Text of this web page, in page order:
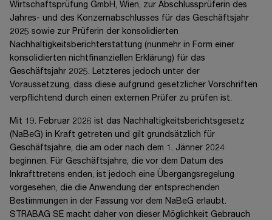
Wirtschaftsprüfung GmbH, Wien, zur Abschlussprüferin des
Jahres- und des Konzernabschlusses für das Geschäftsjahr
2025 sowie zur Prüferin der konsolidierten
Nachhaltigkeitsberichterstattung (nunmehr in Form einer
konsolidierten nichtfinanziellen Erklärung) für das
Geschäftsjahr 2025. Letzteres jedoch unter der
Voraussetzung, dass diese aufgrund gesetzlicher Vorschriften
verpflichtend durch einen externen Prüfer zu prüfen ist.
Mit 19. Februar 2026 ist das Nachhaltigkeitsberichtsgesetz
(NaBeG) in Kraft getreten und gilt grundsätzlich für
Geschäftsjahre, die am oder nach dem 1. Jänner 2024
beginnen. Für Geschäftsjahre, die vor dem Datum des
Inkrafttretens enden, ist jedoch eine Übergangsregelung
vorgesehen, die die Anwendung der entsprechenden
Bestimmungen in der Fassung vor dem NaBeG erlaubt.
STRABAG SE macht daher von dieser Möglichkeit Gebrauch